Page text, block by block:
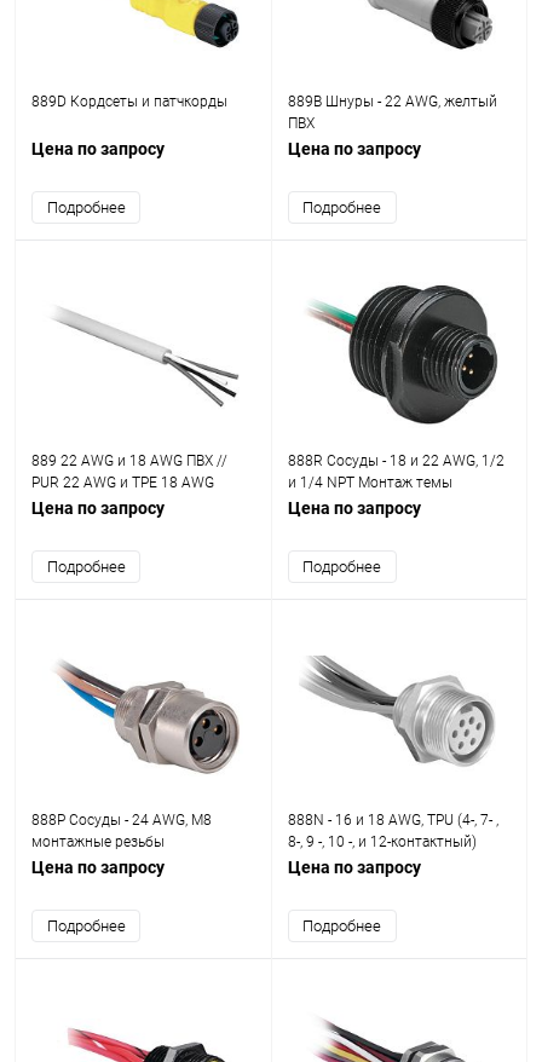
889D Кордсеты и патчкорды
Цена по запросу
Подробнее
889B Шнуры - 22 AWG, желтый
ПВХ
Цена по запросу
Подробнее
889 22 AWG и 18 AWG ПВХ //
PUR 22 AWG и TPE 18 AWG
Цена по запросу
Подробнее
888R Сосуды - 18 и 22 AWG, 1/2
и 1/4 NPT Монтаж темы
Цена по запросу
Подробнее
888P Сосуды - 24 AWG, M8
монтажные резьбы
Цена по запросу
Подробнее
888N - 16 и 18 AWG, TPU (4-, 7- ,
8-, 9 -, 10 -, и 12-контактный)
Цена по запросу
Подробнее